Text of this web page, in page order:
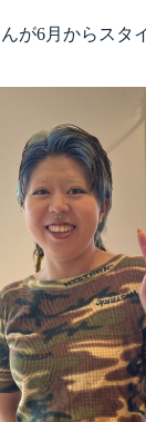
が6月からスタ